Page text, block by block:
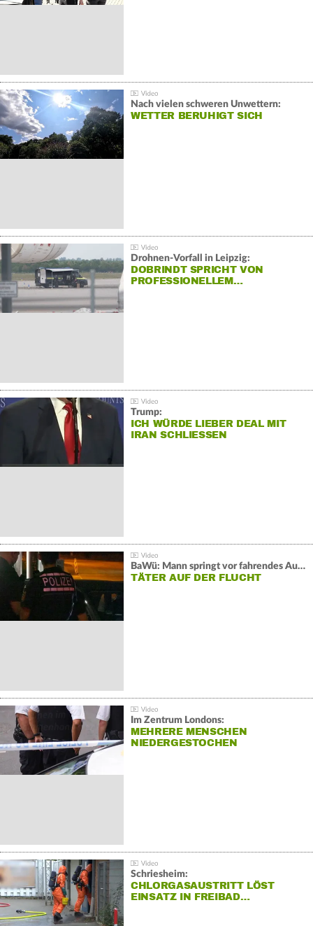
Nach vielen schweren Unwettern:
WETTER BERUHIGT SICH
Drohnen-Vorfall in Leipzig:
DOBRINDT SPRICHT VON
PROFESSIONELLEM…
Trump:
ICH WÜRDE LIEBER DEAL MIT
IRAN SCHLIESSEN
BaWü: Mann springt vor fahrendes Auto und schießt
TÄTER AUF DER FLUCHT
Im Zentrum Londons:
MEHRERE MENSCHEN
NIEDERGESTOCHEN
Schriesheim:
CHLORGASAUSTRITT LÖST
EINSATZ IN FREIBAD…